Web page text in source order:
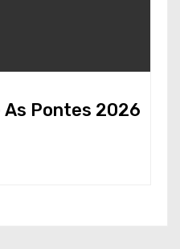
As Pontes 2026